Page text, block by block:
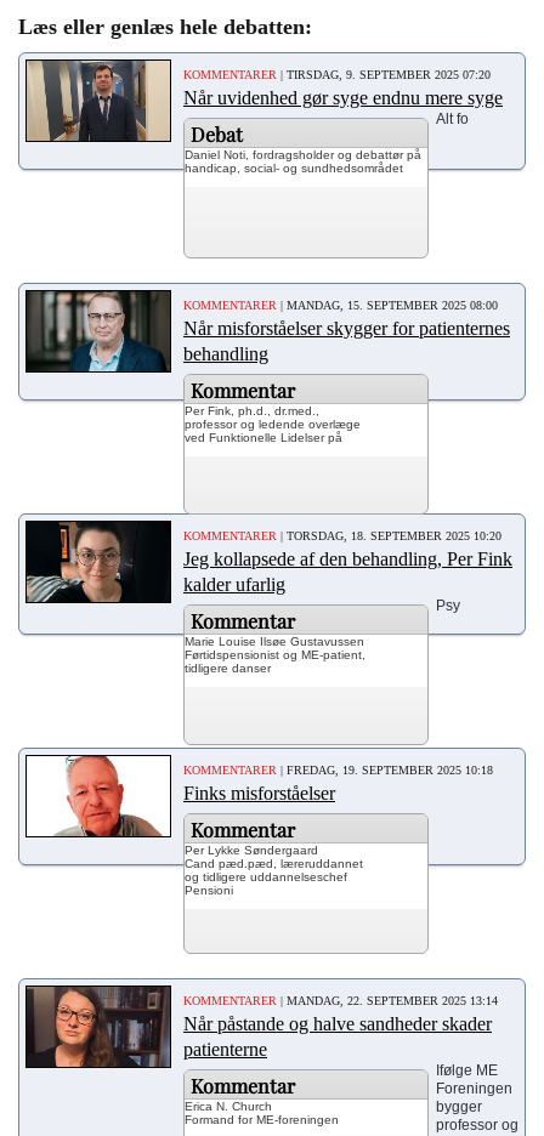
Læs eller genlæs hele debatten:
KOMMENTARER | TIRSDAG, 9. SEPTEMBER 2025 07:20
Når uvidenhed gør syge endnu mere syge
Debat
Daniel Noti, fordragsholder og debattør på
handicap, social- og sundhedsområdet
Alt fo
KOMMENTARER | MANDAG, 15. SEPTEMBER 2025 08:00
Når misforståelser skygger for patienternes
behandling
Kommentar
Per Fink, ph.d., dr.med.,
professor og ledende overlæge
ved Funktionelle Lidelser på
KOMMENTARER | TORSDAG, 18. SEPTEMBER 2025 10:20
Jeg kollapsede af den behandling, Per Fink
kalder ufarlig
Kommentar
Marie Louise Ilsøe Gustavussen
Førtidspensionist og ME-patient,
tidligere danser
Psy
KOMMENTARER | FREDAG, 19. SEPTEMBER 2025 10:18
Finks misforståelser
Kommentar
Per Lykke Søndergaard
Cand pæd.pæd, læreruddannet
og tidligere uddannelseschef
Pensioni
KOMMENTARER | MANDAG, 22. SEPTEMBER 2025 13:14
Når påstande og halve sandheder skader
patienterne
Kommentar
Erica N. Church
Formand for ME-foreningen
Ifølge ME
Foreningen
bygger
professor og